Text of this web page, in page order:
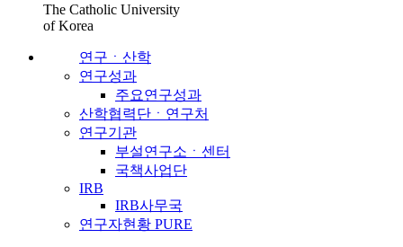
The Catholic University
of Korea
연구ㆍ산학
연구성과
주요연구성과
산학협력단ㆍ연구처
연구기관
부설연구소ㆍ센터
국책사업단
IRB
IRB사무국
연구자현황 PURE